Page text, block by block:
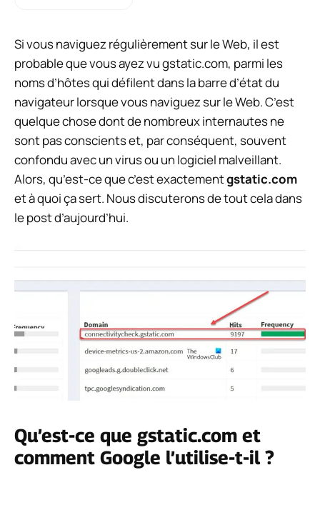
Si vous naviguez régulièrement sur le Web, il est
probable que vous ayez vu gstatic.com, parmi les
noms d’hôtes qui défilent dans la barre d’état du
navigateur lorsque vous naviguez sur le Web. C’est
quelque chose dont de nombreux internautes ne
sont pas conscients et, par conséquent, souvent
confondu avec un virus ou un logiciel malveillant.
Alors, qu’est-ce que c’est exactementgstatic.com
et à quoi ça sert. Nous discuterons de tout cela dans
le post d’aujourd’hui.
Qu’est-ce que gstatic.com et
comment Google l’utilise-t-il ?